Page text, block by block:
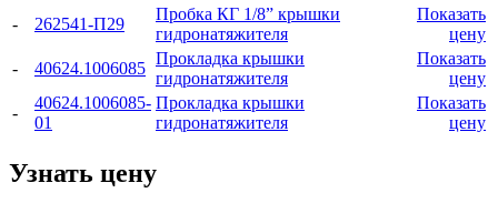
-
262541-П29
Пробка КГ 1/8” крышки
гидронатяжителя
Показать
цену
-
40624.1006085
Прокладка крышки
гидронатяжителя
Показать
цену
-
40624.1006085-
01
Прокладка крышки
гидронатяжителя
Показать
цену
Узнать цену